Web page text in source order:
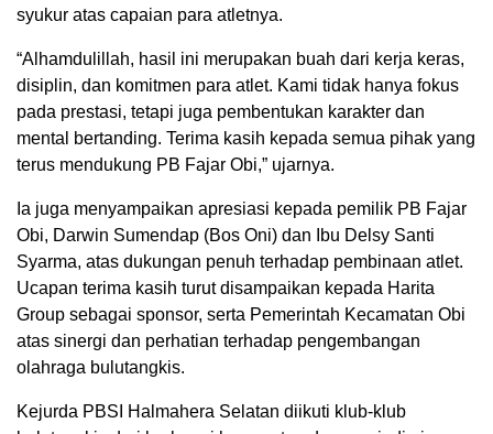
syukur atas capaian para atletnya.
“Alhamdulillah, hasil ini merupakan buah dari kerja keras,
disiplin, dan komitmen para atlet. Kami tidak hanya fokus
pada prestasi, tetapi juga pembentukan karakter dan
mental bertanding. Terima kasih kepada semua pihak yang
terus mendukung PB Fajar Obi,” ujarnya.
Ia juga menyampaikan apresiasi kepada pemilik PB Fajar
Obi, Darwin Sumendap (Bos Oni) dan Ibu Delsy Santi
Syarma, atas dukungan penuh terhadap pembinaan atlet.
Ucapan terima kasih turut disampaikan kepada Harita
Group sebagai sponsor, serta Pemerintah Kecamatan Obi
atas sinergi dan perhatian terhadap pengembangan
olahraga bulutangkis.
Kejurda PBSI Halmahera Selatan diikuti klub-klub